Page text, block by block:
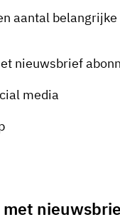
aantal
nieuwsbrief
media